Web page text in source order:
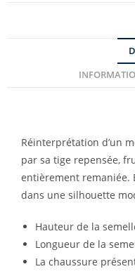
Réinterprétation d’un
par sa tige repensée,
entièrement remaniée.
dans une silhouette
Hauteur de la
Longueur de la
La chaussure